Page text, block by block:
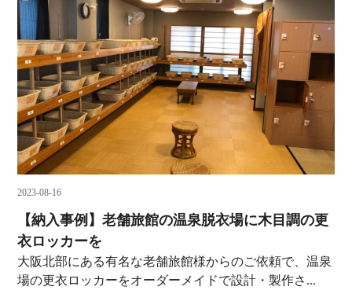
2023-08-16
【納入事例】老舗旅館の温泉脱衣場に木目調の更
衣ロッカーを
大阪北部にある有名な老舗旅館様からのご依頼で、温泉
場の更衣ロッカーをオーダーメイドで設計・製作さ...